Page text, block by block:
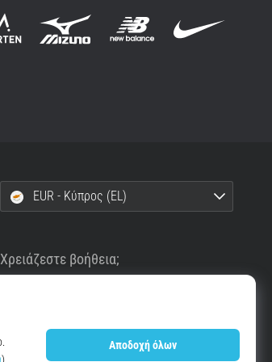
EUR - Κύπρος (EL)
Χρειάζεστε βοήθεια;
info@top4running.cy